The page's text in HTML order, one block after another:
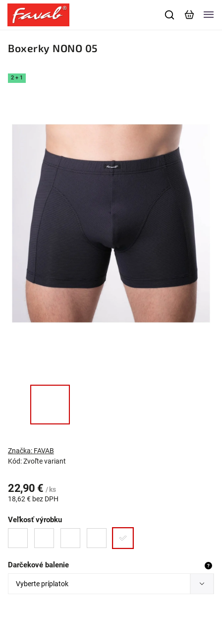
Boxerky NONO 05
2 + 1
Kód:Zvoľte variant
Značka: FAVAB
22,90 € / ks
18,62 € bez DPH
Veľkosť výrobku
Darčekové balenie ?